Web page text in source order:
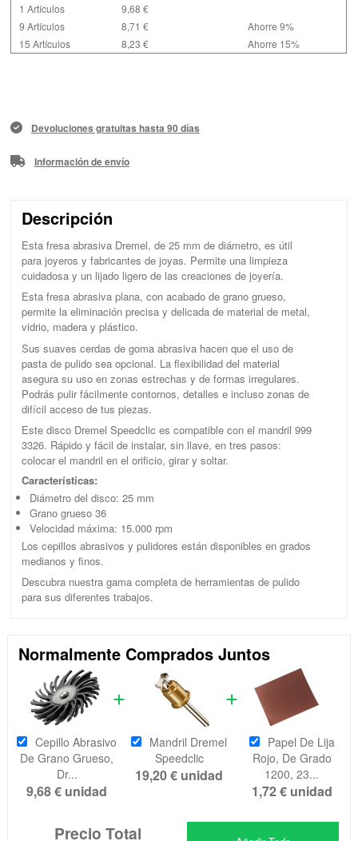
1 Artículos
9,68 €
9 Artículos
8,71 €
Ahorre 9%
15 Artículos
8,23 € Ahorre 15%
Devoluciones gratuitas hasta 90 días
Información de envío
Descripción
Esta fresa abrasiva Dremel, de 25 mm de diámetro, es útil
para joyeros y fabricantes de joyas. Permite una limpieza
cuidadosa y un lijado ligero de las creaciones de joyería.
Esta fresa abrasiva plana, con acabado de grano grueso,
permite la eliminación precisa y delicada de material de metal,
vidrio, madera y plástico.
Sus suaves cerdas de goma abrasiva hacen que el uso de
pasta de pulido sea opcional. La flexibilidad del material
asegura su uso en zonas estrechas y de formas irregulares.
Podrás pulir fácilmente contornos, detalles e incluso zonas de
difícil acceso de tus piezas.
Este disco Dremel Speedclic es compatible con el mandril 999
3326. Rápido y fácil de instalar, sin llave, en tres pasos:
colocar el mandril en el orificio, girar y soltar.
Características:
Diámetro del disco: 25 mm
Grano grueso 36
Velocidad máxima: 15.000 rpm
Los cepillos abrasivos y pulidores están disponibles en grados
medianos y finos.
Descubra nuestra gama completa de herramientas de pulido
para sus diferentes trabajos.
Normalmente Comprados Juntos
Cepillo Abrasivo
De Grano Grueso,
Dr...
9,68 € unidad
Mandril Dremel
Speedclic
19,20 € unidad
Papel De Lija
Rojo, De Grado
1200, 23...
1,72 € unidad
Precio Total